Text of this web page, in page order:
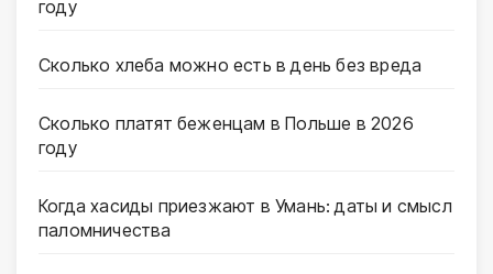
году
Сколько хлеба можно есть в день без вреда
Сколько платят беженцам в Польше в 2026
году
Когда хасиды приезжают в Умань: даты и смысл
паломничества